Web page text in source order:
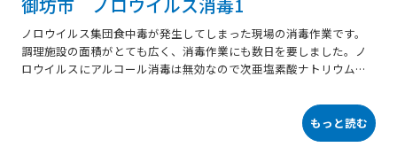
ノロウイルス集団食中毒が発生してしまった現場の消毒作業です。
調理施設の面積がとても広く、消毒作業にも数日を要しました。ノ
ロウイルスにアルコール消毒は無効なので次亜塩素酸ナトリウムを
ナトリウムは金属腐食性があるため、次亜塩素酸ナトリウムの拭き
もっと読む